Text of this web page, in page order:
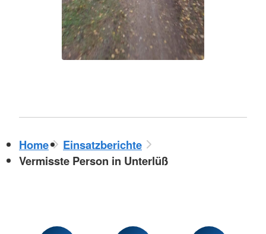
Home
Einsatzberichte
Vermisste Person in Unterlüß